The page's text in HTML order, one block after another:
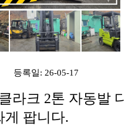
등록일: 26-05-17
라크 2톤 자동발
게 팝니다.